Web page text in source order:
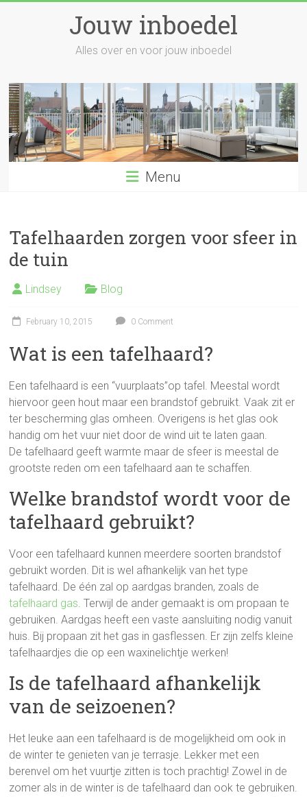
Jouw inboedel
Alles over en voor jouw inboedel
Menu
Tafelhaarden zorgen voor sfeer in
de tuin
Lindsey Blog
February 10, 2015 0 Comment
Wat is een tafelhaard?
Een tafelhaard is een “vuurplaats”op tafel. Meestal wordt
hiervoor geen hout maar een brandstof gebruikt. Vaak zit er
ter bescherming glas omheen. Overigens is het glas ook
handig om het vuur niet door de wind uit te laten gaan.
De tafelhaard geeft warmte maar de sfeer is meestal de
grootste reden om een tafelhaard aan te schaffen.
Welke brandstof wordt voor de
tafelhaard gebruikt?
Voor een tafelhaard kunnen meerdere soorten brandstof
gebruikt worden. Dit is wel afhankelijk van het type
tafelhaard. De één zal op aardgas branden, zoals de
tafelhaard gas. Terwijl de ander gemaakt is om propaan te
gebruiken. Aardgas heeft een vaste aansluiting nodig vanuit
huis. Bij propaan zit het gas in gasflessen. Er zijn zelfs kleine
tafelhaardjes die op een waxinelichtje werken!
Is de tafelhaard afhankelijk
van de seizoenen?
Het leuke aan een tafelhaard is de mogelijkheid om ook in
de winter te genieten van je terrasje. Lekker met een
berenvel om het vuurtje zitten is toch prachtig! Zowel in de
zomer als in de winter is de tafelhaard dan ook te gebruiken.